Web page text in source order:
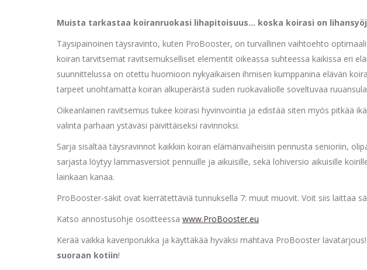
Muista tarkastaa koiranruokasi lihapitoisuus… koska koirasi on
Täysipainoinen täysravinto, kuten ProBooster, on turvallinen vaihtoehto
koiran tarvitsemat ravitsemukselliset elementit oikeassa suhteessa kaikissa eri
suunnittelussa on otettu huomioon nykyaikaisen ihmisen kumppanina elävän
tarpeet unohtamatta koiran alkuperäistä suden ruokavaliolle soveltuvaa
Oikeanlainen ravitsemus tukee koirasi hyvinvointia ja edistää siten myös pitkää
valinta parhaan ystäväsi päivittäiseksi ravinnoksi.
Sarja sisältää täysravinnot kaikkiin koiran elämänvaiheisiin pennusta senioriin,
sarjasta löytyy lammasversiot pennuille ja aikuisille, sekä lohiversio aikuisille
lainkaan kanaa.
ProBooster-säkit ovat kierrätettäviä tunnuksella 7: muut muovit. Voit siis laittaa
Katso annostusohje osoitteessa www.ProBooster.eu
Kerää vaikka kaveriporukka ja käyttäkää hyväksi mahtava ProBooster lavatarjous!
suoraan kotiin!